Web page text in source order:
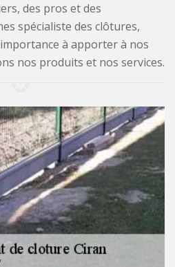
des pros et des
spécialiste des clôtures,
à apporter à nos
nos produits et nos services.